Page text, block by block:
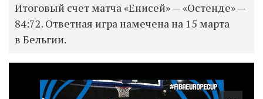
Итоговый счет матча «Енисей» — «Остенде» —
84:72. Ответная игра намечена на 15 марта
в Бельгии.